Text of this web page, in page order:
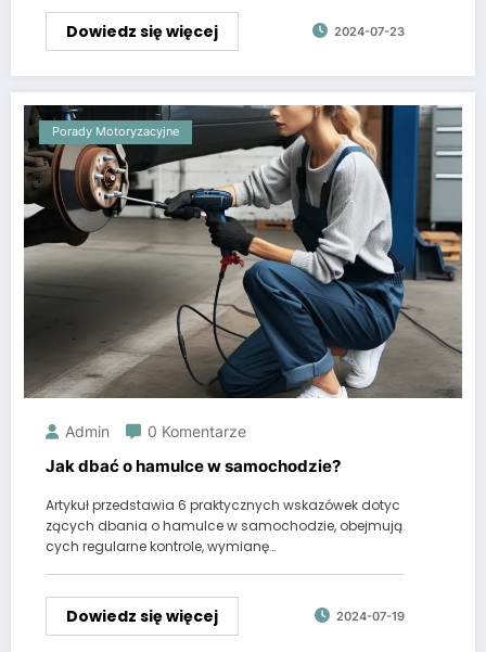
Dowiedz się więcej 2024-07-23
Porady Motoryzacyjne
Admin 0 Komentarze
Jak dbać o hamulce w samochodzie?
Artykuł przedstawia 6 praktycznych wskazówek dotyc
zących dbania o hamulce w samochodzie, obejmują
cych regularne kontrole, wymianę…
Dowiedz się więcej 2024-07-19